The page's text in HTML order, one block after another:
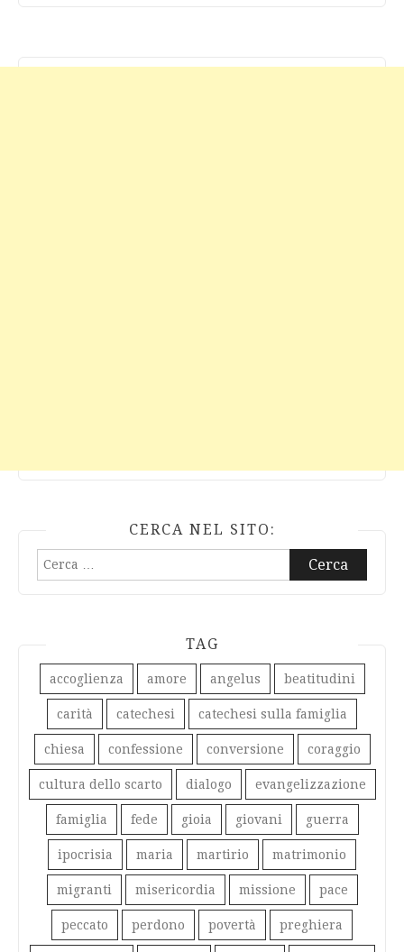
CERCA NEL SITO:
Ricerca
TAG
accoglienza amore angelus beatitudini
carità catechesi catechesi sulla famiglia
chiesa confessione conversione coraggio
cultura dello scarto dialogo evangelizzazione
famiglia fede gioia giovani guerra
ipocrisia maria martirio matrimonio
migranti misericordia missione pace
peccato perdono povertà preghiera